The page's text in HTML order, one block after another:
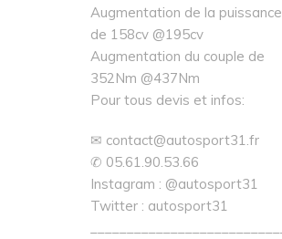
Augmentation de la puissance
de 158cv @195cv
Augmentation du couple de
352Nm @437Nm
Pour tous devis et infos:
✉ contact@autosport31.fr
✆ 05.61.90.53.66
Instagram : @autosport31
Twitter : autosport31